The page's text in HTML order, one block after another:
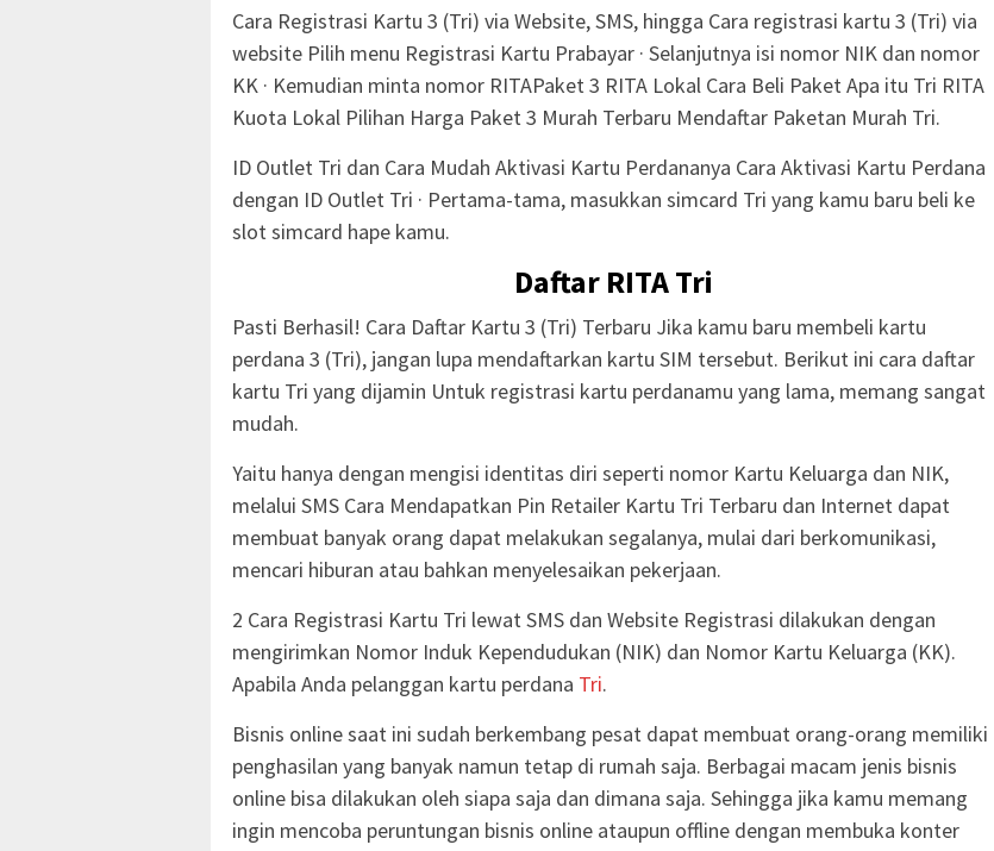
Cara Registrasi Kartu 3 (Tri) via Website, SMS, hingga Cara registrasi kartu 3 (Tri) via
website Pilih menu Registrasi Kartu Prabayar · Selanjutnya isi nomor NIK dan nomor
KK · Kemudian minta nomor RITAPaket 3 RITA Lokal Cara Beli Paket Apa itu Tri RITA
Kuota Lokal Pilihan Harga Paket 3 Murah Terbaru Mendaftar Paketan Murah Tri.
ID Outlet Tri dan Cara Mudah Aktivasi Kartu Perdananya Cara Aktivasi Kartu Perdana
dengan ID Outlet Tri · Pertama-tama, masukkan simcard Tri yang kamu baru beli ke
slot simcard hape kamu.
Daftar RITA Tri
Pasti Berhasil! Cara Daftar Kartu 3 (Tri) Terbaru Jika kamu baru membeli kartu
perdana 3 (Tri), jangan lupa mendaftarkan kartu SIM tersebut. Berikut ini cara daftar
kartu Tri yang dijamin Untuk registrasi kartu perdanamu yang lama, memang sangat
mudah.
Yaitu hanya dengan mengisi identitas diri seperti nomor Kartu Keluarga dan NIK,
melalui SMS Cara Mendapatkan Pin Retailer Kartu Tri Terbaru dan Internet dapat
membuat banyak orang dapat melakukan segalanya, mulai dari berkomunikasi,
mencari hiburan atau bahkan menyelesaikan pekerjaan.
2 Cara Registrasi Kartu Tri lewat SMS dan Website Registrasi dilakukan dengan
mengirimkan Nomor Induk Kependudukan (NIK) dan Nomor Kartu Keluarga (KK).
Apabila Anda pelanggan kartu perdana Tri.
Bisnis online saat ini sudah berkembang pesat dapat membuat orang-orang memiliki
penghasilan yang banyak namun tetap di rumah saja. Berbagai macam jenis bisnis
online bisa dilakukan oleh siapa saja dan dimana saja. Sehingga jika kamu memang
ingin mencoba peruntungan bisnis online ataupun offline dengan membuka konter